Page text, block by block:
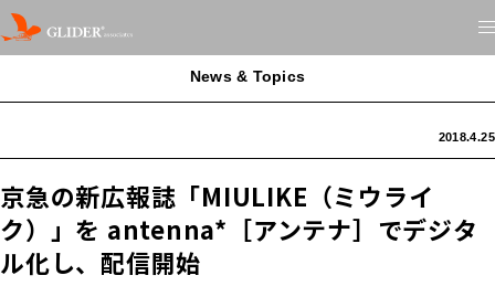
News & Topics
2018.4.25
京急の新広報誌「MIULIKE（ミウライ
ク）」を antenna*［アンテナ］でデジタ
ル化し、配信開始